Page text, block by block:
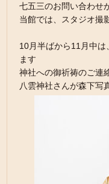
七五三のお問い合わせ
当館では、スタジオ撮
10月半ばから11月中は
ます
神社への御祈祷のご連
八雲神社さんが森下写